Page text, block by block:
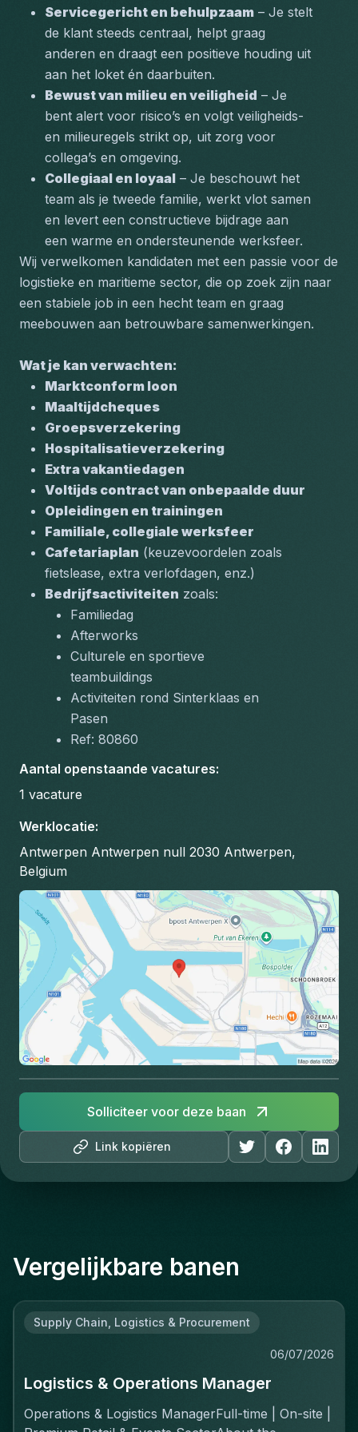
Servicegericht en behulpzaam – Je stelt
de klant steeds centraal, helpt graag
anderen en draagt een positieve houding uit
aan het loket én daarbuiten.
Bewust van milieu en veiligheid – Je
bent alert voor risico’s en volgt veiligheids-
en milieuregels strikt op, uit zorg voor
collega’s en omgeving.
Collegiaal en loyaal – Je beschouwt het
team als je tweede familie, werkt vlot samen
en levert een constructieve bijdrage aan
een warme en ondersteunende werksfeer.
Wij verwelkomen kandidaten met een passie voor de
logistieke en maritieme sector, die op zoek zijn naar
een stabiele job in een hecht team en graag
meebouwen aan betrouwbare samenwerkingen.
Wat je kan verwachten:
Marktconform loon
Maaltijdcheques
Groepsverzekering
Hospitalisatieverzekering
Extra vakantiedagen
Voltijds contract van onbepaalde duur
Opleidingen en trainingen
Familiale, collegiale werksfeer
Cafetariaplan (keuzevoordelen zoals
fietslease, extra verlofdagen, enz.)
Bedrijfsactiviteiten zoals:
Familiedag
Afterworks
Culturele en sportieve
teambuildings
Activiteiten rond Sinterklaas en
Pasen
Ref: 80860
Aantal openstaande vacatures:
1 vacature
Werklocatie:
Antwerpen Antwerpen null 2030 Antwerpen,
Belgium
Link kopiëren
Solliciteer voor deze baan
Vergelijkbare banen
Supply Chain, Logistics & Procurement
06/07/2026
Logistics & Operations Manager
Operations & Logistics ManagerFull-time | On-site |